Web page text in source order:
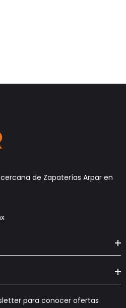
de Zapaterías Arpar en
para conocer ofertas